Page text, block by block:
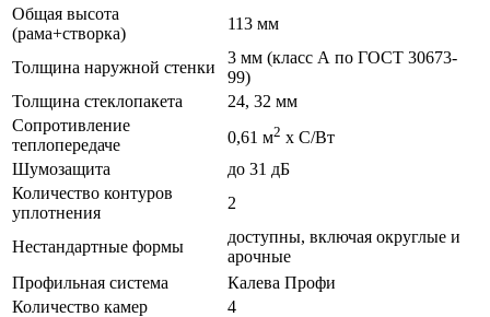
Общая высота
(рама+створка)
113 мм
Толщина наружной стенки
3 мм (класс А по ГОСТ 30673-
99)
Толщина стеклопакета
24, 32 мм
Сопротивление
теплопередаче
0,61 м2 х С/Вт
Шумозащита
до 31 дБ
Количество контуров
уплотнения
2
Нестандартные формы
доступны, включая округлые и
арочные
Профильная система
Калева Профи
Количество камер
4